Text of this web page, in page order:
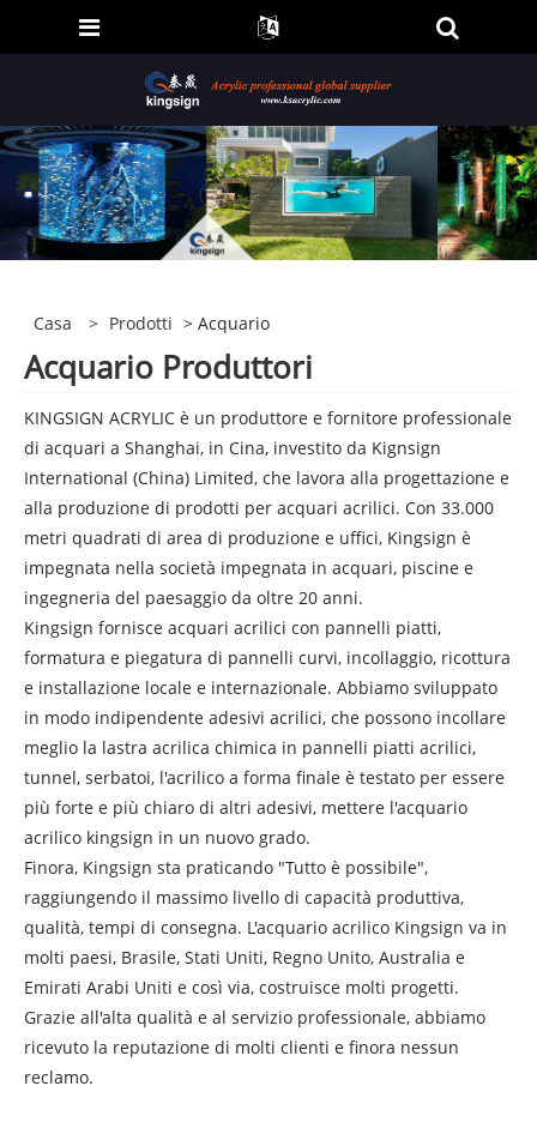
Casa > Prodotti > Acquario
Acquario Produttori
KINGSIGN ACRYLIC è un produttore e fornitore professionale
di acquari a Shanghai, in Cina, investito da Kignsign
International (China) Limited, che lavora alla progettazione e
alla produzione di prodotti per acquari acrilici. Con 33.000
metri quadrati di area di produzione e uffici, Kingsign è
impegnata nella società impegnata in acquari, piscine e
ingegneria del paesaggio da oltre 20 anni.
Kingsign fornisce acquari acrilici con pannelli piatti,
formatura e piegatura di pannelli curvi, incollaggio, ricottura
e installazione locale e internazionale. Abbiamo sviluppato
in modo indipendente adesivi acrilici, che possono incollare
meglio la lastra acrilica chimica in pannelli piatti acrilici,
tunnel, serbatoi, l'acrilico a forma finale è testato per essere
più forte e più chiaro di altri adesivi, mettere l'acquario
acrilico kingsign in un nuovo grado.
Finora, Kingsign sta praticando "Tutto è possibile",
raggiungendo il massimo livello di capacità produttiva,
qualità, tempi di consegna. L'acquario acrilico Kingsign va in
molti paesi, Brasile, Stati Uniti, Regno Unito, Australia e
Emirati Arabi Uniti e così via, costruisce molti progetti.
Grazie all'alta qualità e al servizio professionale, abbiamo
ricevuto la reputazione di molti clienti e finora nessun
reclamo.